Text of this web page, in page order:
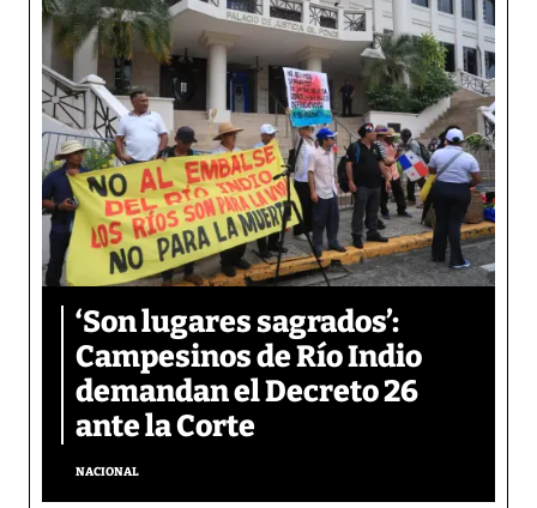
‘Son lugares sagrados’:
Campesinos de Río Indio
demandan el Decreto 26
ante la Corte
NACIONAL